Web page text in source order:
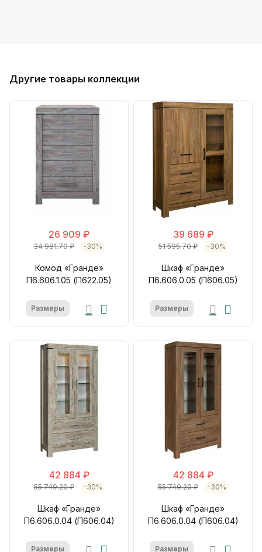
Другие товары коллекции
26 909 ₽
34 981.70 ₽ -30%
Комод «Гранде»
П6.606.1.05 (П622.05)
Размеры
39 689 ₽
51 595.70 ₽ -30%
Шкаф «Гранде»
П6.606.0.05 (П606.05)
Размеры
42 884 ₽
55 749.20 ₽ -30%
Шкаф «Гранде»
П6.606.0.04 (П606.04)
Размеры
42 884 ₽
55 749.20 ₽ -30%
Шкаф «Гранде»
П6.606.0.04 (П606.04)
Размеры